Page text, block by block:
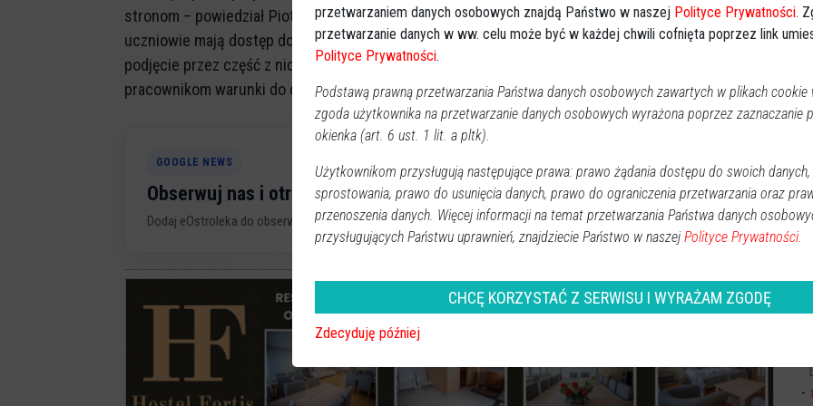
stronom – powiedział Piotr Rutkowski podczas podpisania umowy o patronacie nad klasą –
uczniowie mają dostęp do sprzętu i oprogramowania na najwyższym poziomie, my liczymy na
podjęcie przez część z nich pracy w naszej firmie po ukończeniu nauki. Tworzymy też naszym
pracownikom warunki do dalszego kształcenia – dodał Rutkowski.
GOOGLE NEWS
Obserwuj nas i otrzymuj nowe wiadomości
Dodaj eOstroleka do obserwowanych źródeł w Google News.
Obserwuj w Google News
przetwarzaniem danych osobowych znajdą Państwo w naszej Polityce Prywatności.
przetwarzanie danych w ww. celu może być w każdej chwili cofnięta poprzez link
Polityce Prywatności.
Podstawą prawną przetwarzania Państwa danych osobowych zawartych w plikach cookie
zgoda użytkownika na przetwarzanie danych osobowych wyrażona poprzez zaznaczanie
okienka (art. 6 ust. 1 lit. a pltk).
Użytkownikom przysługują następujące prawa: prawo żądania dostępu do swoich
sprostowania, prawo do usunięcia danych, prawo do ograniczenia przetwarzania oraz
przenoszenia danych. Więcej informacji na temat przetwarzania Państwa danych
przysługujących Państwu uprawnień, znajdziecie Państwo w naszej Polityce Prywatności.
CHCĘ KORZYSTAĆ Z SERWISU I WYRAŻAM ZGODĘ
Zdecyduję później